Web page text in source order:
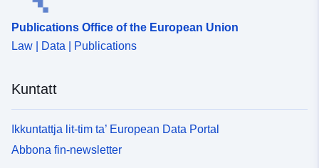
uriRef:
3244-4cd1-b6a2-e7824aa4eeb6
Publications Office of the European Union
Law | Data | Publications
Kuntatt
Ikkuntattja lit-tim ta’ European Data Portal
Abbona fin-newsletter